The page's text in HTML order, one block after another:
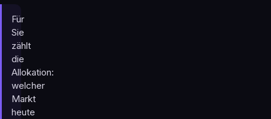
Für
Sie
zählt
die
Allokation:
welcher
Markt
heute